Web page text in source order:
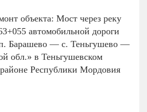
объекта: Мост через реку
автомобильной дороги
Барашево — с. Теньгушево —
обл.» в Теньгушевском
Республики Мордовия